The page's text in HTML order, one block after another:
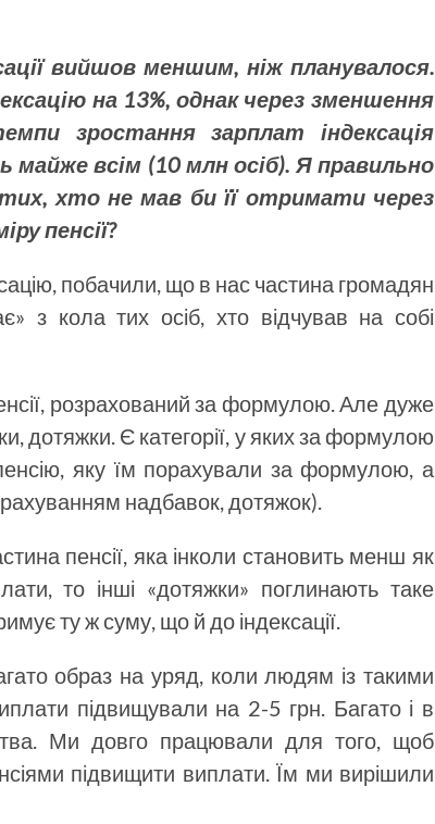
вийшов меншим, ніж планувалося.
на 13%, однак через зменшення
зростання зарплат індексація
майже всім (10 млн осіб). Я правильно
хто не мав би її отримати через
пенсії?
побачили, що в нас частина громадян
з кола тих осіб, хто відчував на собі
розрахований за формулою. Але дуже
дотяжки. Є категорії, у яких за формулою
яку їм порахували за формулою, а
надбавок, дотяжок).
пенсії, яка інколи становить менш як
то інші «дотяжки» поглинають таке
ту ж суму, що й до індексації.
образ на уряд, коли людям із такими
підвищували на 2-5 грн. Багато і в
Ми довго працювали для того, щоб
підвищити виплати. Їм ми вирішили